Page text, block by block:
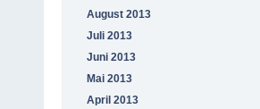
August 2013
Juli 2013
Juni 2013
Mai 2013
April 2013